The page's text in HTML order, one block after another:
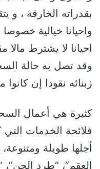
بقدراته الخارقة ، و
واحيانا خيالية
احيانا لا يشترط
وقد تصل به حالة
زبنائه نقودا إن كانوا
كثيرة هي أعمال
فلائحة الخدمات
أجلها طويلة ومتنوعة،
العقم”، “طرد الجن”،